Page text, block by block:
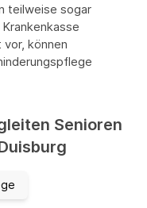
teilweise sogar
können
Senioren